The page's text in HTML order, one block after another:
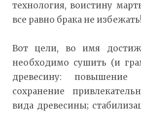
технология, воистину
все равно брака не
Вот цели, во имя
необходимо сушить (и
древесину: повышение
сохранение
вида древесины;